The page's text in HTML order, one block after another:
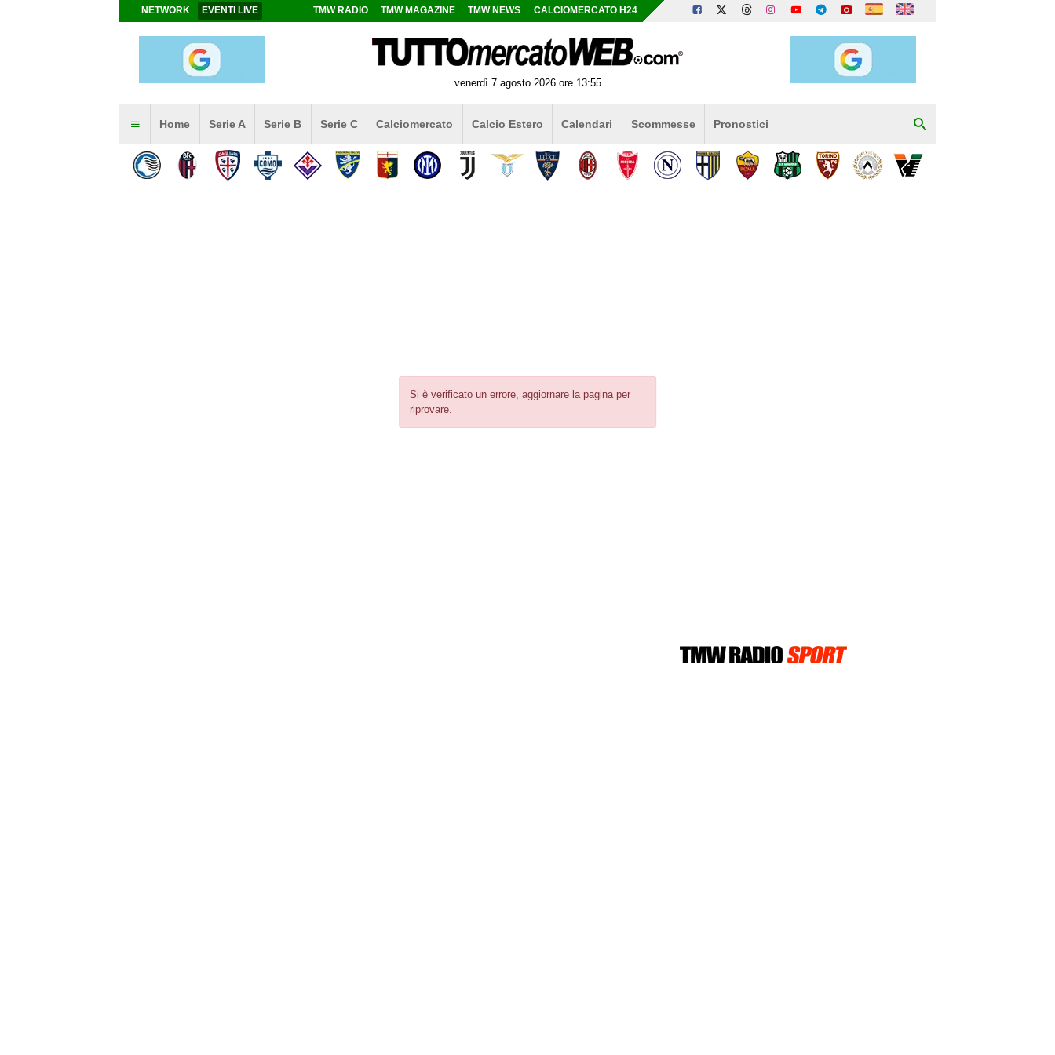
Si è verificato un errore, aggiornare la pagina per
riprovare.
NETWORK EVENTI LIVE TMW RADIO TMW MAGAZINE TMW NEWS CALCIOMERCATO H24
venerdì 7 agosto 2026 ore 13:55
Home Serie A Serie B Serie C Calciomercato Calcio Estero Calendari Scommesse Pronostici